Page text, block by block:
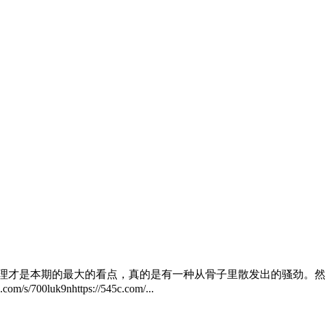
是本期的最大的看点，真的是有一种从骨子里散发出的骚劲。然
s/700luk9nhttps://545c.com/...